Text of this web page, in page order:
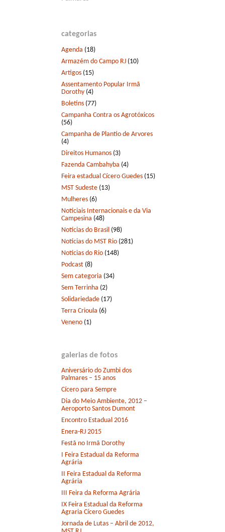
categorias
Agenda (18)
Armazém do Campo RJ (10)
Artigos (15)
Assentamento Popular Irmã
Dorothy (4)
Boletins (77)
Campanha Contra os Agrotóxicos
(56)
Campanha de Plantio de Arvores
(4)
Direitos Humanos (3)
Fazenda Cambahyba (4)
Feira estadual Cícero Guedes (15)
MST Sudeste (13)
Mulheres (6)
Notíciais Internacionais e da Via
Campesina (48)
Notícias do Brasil (98)
Notícias do MST Rio (281)
Notícias do Rio (148)
Podcast (8)
Sem categoria (34)
Sem Terrinha (2)
Solidariedade (17)
Terra Crioula (6)
Veneno (1)
galerias de fotos
Aniversário do Zumbi dos
Palmares – 15 anos
Cícero para Sempre
Dia do Meio Ambiente, 2012 –
Aeroporto Santos Dumont
Encontro Estadual 2016
Enera-RJ 2015
Festã no Irmã Dorothy
I Feira Estadual da Reforma
Agrária
II Feira Estadual da Reforma
Agrária
III Feira da Reforma Agrária
IX Feira Estadual da Reforma
Agraria Cícero Guedes
Jornada de Lutas – Abril de 2012,